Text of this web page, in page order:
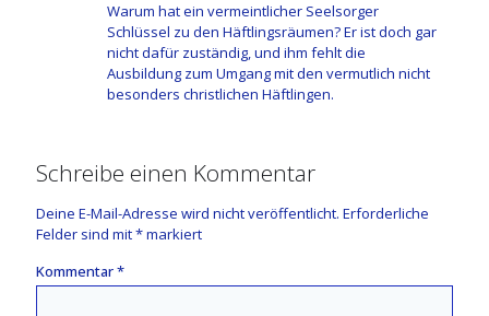
Warum hat ein vermeintlicher Seelsorger
Schlüssel zu den Häftlingsräumen? Er ist doch gar
nicht dafür zuständig, und ihm fehlt die
Ausbildung zum Umgang mit den vermutlich nicht
besonders christlichen Häftlingen.
Schreibe einen Kommentar
Deine E-Mail-Adresse wird nicht veröffentlicht. Erforderliche
Felder sind mit*markiert
Kommentar*